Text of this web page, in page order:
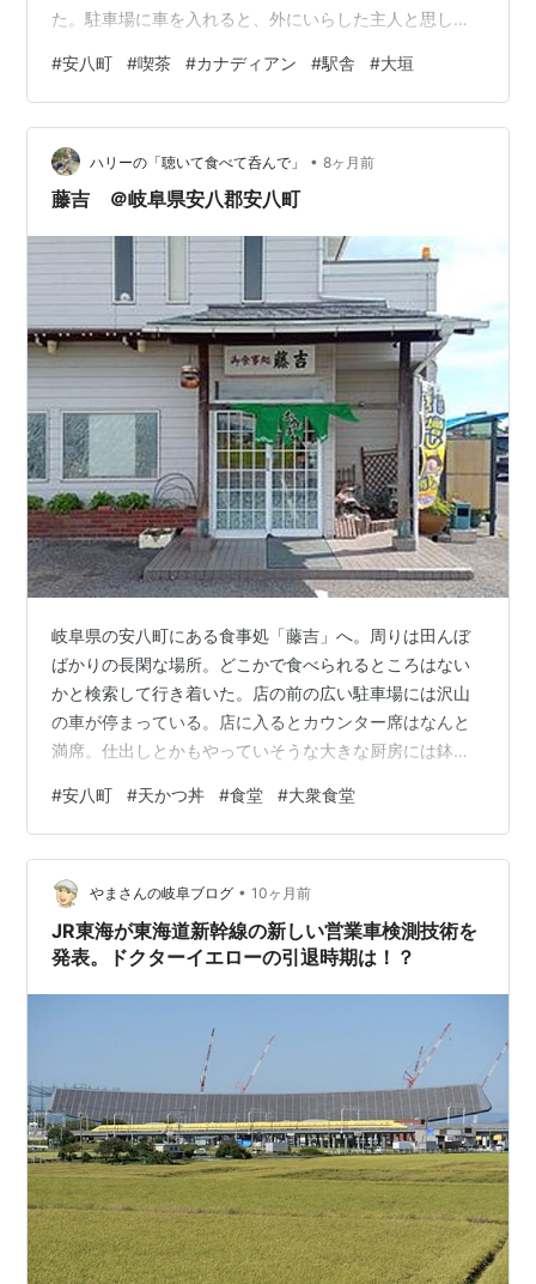
た。駐車場に車を入れると、外にいらした主人と思しき
た。面食らったものの、基本はコーヒー目当てだったの
でそのまま店へ。天井高く2階もある造りはやはり他の同
タイプの店舗とよく似ている。年配のご夫婦でやってい
らっしゃる様子。お願いしたのは「ブレンドコーヒ
ー」。メニューには”ご飯”物は元々載っていないので試し
#安八町 #喫茶 #カナディアン #駅舎 #大垣
ハリーの「聴いて食べて呑んで」 • 8ヶ月前
藤吉 ＠岐阜県安八郡安八町
岐阜県の安八町にある食事処「藤吉」へ。周りは田んぼ
ばかりの長閑な場所。どこかで食べられるところはない
かと検索して行き着いた。店の前の広い駐車場には沢山
の車が停まっている。店に入るとカウンター席はなんと
満席。仕出しとかもやっていそうな大きな厨房には鉢巻
ていた大テーブル席に座らせてもらった。品書きから選
んだのは「天かつ丼（赤だし付）」。 しばらくして運ば
れた「天かつ丼」は、予想した通りかつ丼と天玉丼のハ
イブリッド。プラスチック製の丼に海老天とかつがのっ
て玉子でとじてある。漬物と豆腐とわかめの味噌汁付
き。海老天は揚げ置きだったが、丼でつゆと一緒に煮…
#安八町 #天かつ丼 #食堂 #大衆食堂
やまさんの岐阜ブログ • 10ヶ月前
JR東海が東海道新幹線の新しい営業車検測技術を
発表。ドクターイエローの引退時期は！？